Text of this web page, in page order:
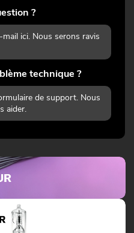
?
ici. Nous serons ravis
technique ?
de support. Nous
aider.